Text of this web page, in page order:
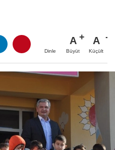
Dinle
A
Büyüt
A
Küçült